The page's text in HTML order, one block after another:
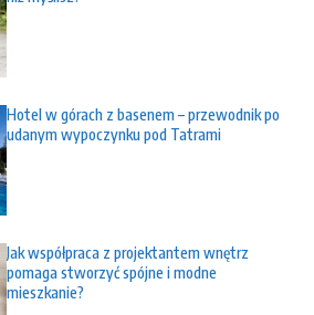
Hotel w górach z basenem – przewodnik po
udanym wypoczynku pod Tatrami
Jak współpraca z projektantem wnętrz
pomaga stworzyć spójne i modne
mieszkanie?